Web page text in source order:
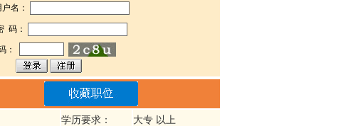
名：
码：
：
学历要求：
大专 以上